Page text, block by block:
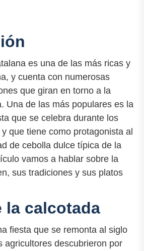
es una de las más ricas y
y cuenta con numerosas
que giran en torno a la
Una de las más populares es la
que se celebra durante los
que tiene como protagonista al
de cebolla dulce típica de la
vamos a hablar sobre la
sus tradiciones y sus platos
la calcotada
fiesta que se remonta al siglo
agricultores descubrieron por